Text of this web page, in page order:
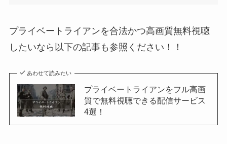
プライベートライアンを合法かつ高画質無料視聴
したいなら以下の記事も参照ください！！
あわせて読みたい
プライベートライアンをフル高画
質で無料視聴できる配信サービス
4選！